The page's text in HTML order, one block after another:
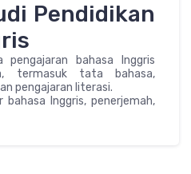
Pendidikan
pengajaran bahasa Inggris
termasuk tata bahasa,
pengajaran literasi.
bahasa Inggris, penerjemah,